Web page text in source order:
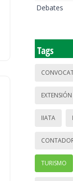
Debates
Tags
EXTENSIÓN
IIATA
TURISMO